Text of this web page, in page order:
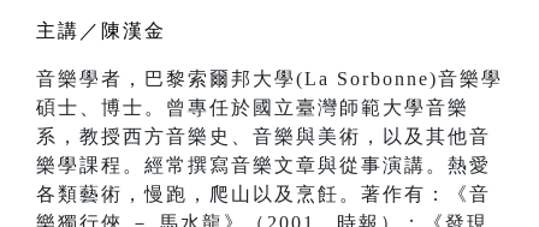
主講／陳漢金
音樂學者，巴黎索爾邦大學(La Sorbonne)音樂學
碩士、博士。曾專任於國立臺灣師範大學音樂
系，教授西方音樂史、音樂與美術，以及其他音
樂學課程。經常撰寫音樂文章與從事演講。熱愛
各類藝術，慢跑，爬山以及烹飪。著作有：《音